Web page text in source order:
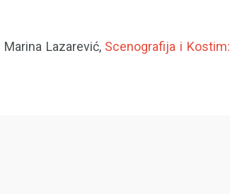
Marina Lazarević, Scenografija i Kostim: